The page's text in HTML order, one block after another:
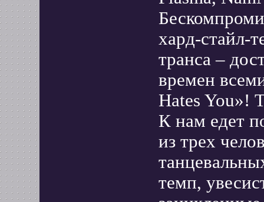
хард-стайл-
транса –
времен
Hates You»!
К нам едет
из трех
темп,